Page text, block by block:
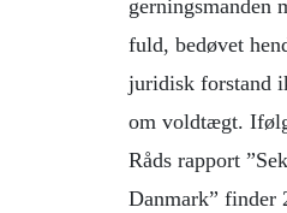
gerningsmanden
fuld, bedøvet
juridisk forstand
om voldtægt.
Råds rapport
Danmark” finder